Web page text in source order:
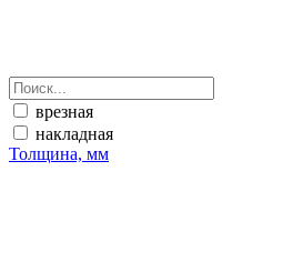
врезная
накладная
Толщина, мм